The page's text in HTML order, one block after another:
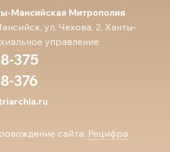
Мансийская Митрополия
ул. Чехова, 2. Ханты-
управление
375
376
сайта: Рецифра